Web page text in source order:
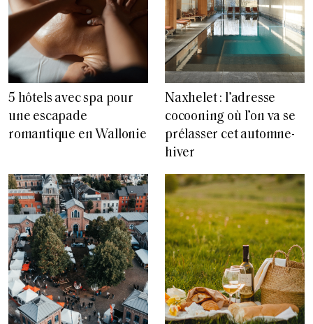
5 hôtels avec spa pour
une escapade
romantique en Wallonie
Naxhelet : l’adresse
cocooning où l’on va se
prélasser cet automne-
hiver